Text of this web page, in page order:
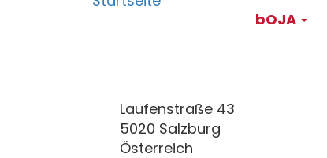
Main
bOJA
Laufenstraße 43
5020 Salzburg
Österreich